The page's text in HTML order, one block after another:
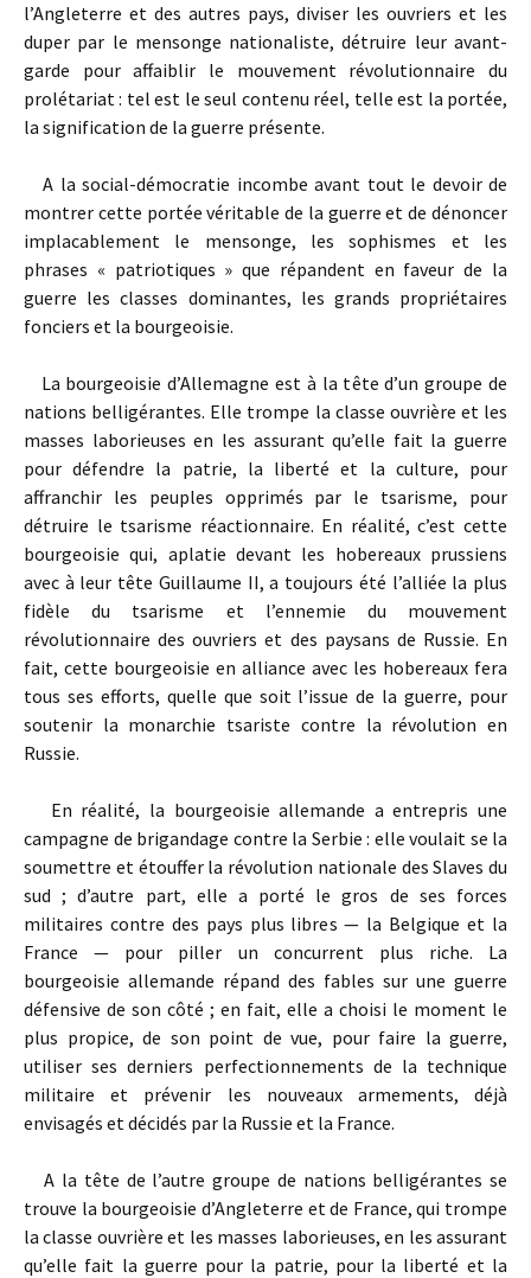
l’Angleterre et des autres pays, diviser les ouvriers et les
duper par le mensonge nationaliste, détruire leur avant-
garde pour affaiblir le mouvement révolutionnaire du
prolétariat : tel est le seul contenu réel, telle est la portée,
la signification de la guerre présente.
A la social-démocratie incombe avant tout le devoir de
montrer cette portée véritable de la guerre et de dénoncer
implacablement le mensonge, les sophismes et les
phrases « patriotiques » que répandent en faveur de la
guerre les classes dominantes, les grands propriétaires
fonciers et la bourgeoisie.
La bourgeoisie d’Allemagne est à la tête d’un groupe de
nations belligérantes. Elle trompe la classe ouvrière et les
masses laborieuses en les assurant qu’elle fait la guerre
pour défendre la patrie, la liberté et la culture, pour
affranchir les peuples opprimés par le tsarisme, pour
détruire le tsarisme réactionnaire. En réalité, c’est cette
bourgeoisie qui, aplatie devant les hobereaux prussiens
avec à leur tête Guillaume II, a toujours été l’alliée la plus
fidèle du tsarisme et l’ennemie du mouvement
révolutionnaire des ouvriers et des paysans de Russie. En
fait, cette bourgeoisie en alliance avec les hobereaux fera
tous ses efforts, quelle que soit l’issue de la guerre, pour
soutenir la monarchie tsariste contre la révolution en
Russie.
En réalité, la bourgeoisie allemande a entrepris une
campagne de brigandage contre la Serbie : elle voulait se la
soumettre et étouffer la révolution nationale des Slaves du
sud ; d’autre part, elle a porté le gros de ses forces
militaires contre des pays plus libres — la Belgique et la
France — pour piller un concurrent plus riche. La
bourgeoisie allemande répand des fables sur une guerre
défensive de son côté ; en fait, elle a choisi le moment le
plus propice, de son point de vue, pour faire la guerre,
utiliser ses derniers perfectionnements de la technique
militaire et prévenir les nouveaux armements, déjà
envisagés et décidés par la Russie et la France.
A la tête de l’autre groupe de nations belligérantes se
trouve la bourgeoisie d’Angleterre et de France, qui trompe
la classe ouvrière et les masses laborieuses, en les assurant
qu’elle fait la guerre pour la patrie, pour la liberté et la